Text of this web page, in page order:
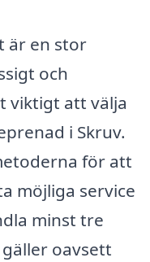
är en stor
och
viktigt att välja
i Skruv.
för att
möjliga service
minst tre
oavsett